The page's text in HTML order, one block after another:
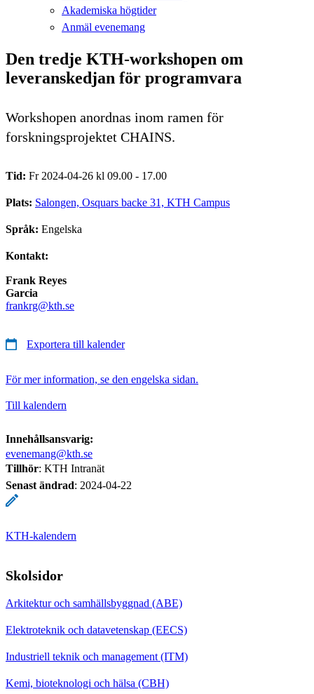
Akademiska högtider
Anmäl evenemang
Den tredje KTH-workshopen om
leveranskedjan för programvara
Workshopen anordnas inom ramen för
forskningsprojektet CHAINS.
Tid: Fr 2024-04-26 kl 09.00 - 17.00
Plats: Salongen, Osquars backe 31, KTH Campus
Språk: Engelska
Kontakt:
Frank Reyes
Garcia
frankrg@kth.se
Exportera till kalender
För mer information, se den engelska sidan.
Till kalendern
Innehållsansvarig:
evenemang@kth.se
Tillhör: KTH Intranät
Senast ändrad: 2024-04-22
KTH-kalendern
Skolsidor
Arkitektur och samhällsbyggnad (ABE)
Elektroteknik och datavetenskap (EECS)
Industriell teknik och management (ITM)
Kemi, bioteknologi och hälsa (CBH)